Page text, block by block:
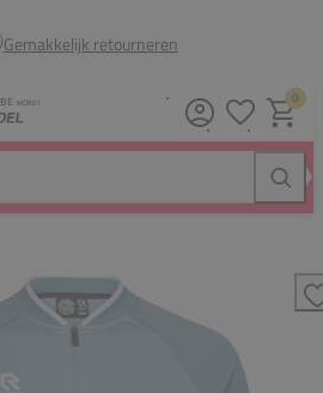
Gemakkelijk retourneren
0